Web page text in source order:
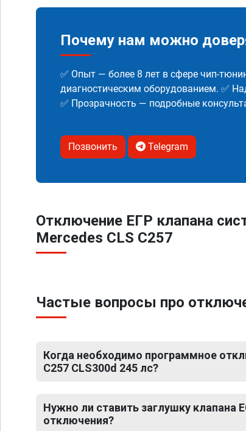
Почему нам можно
✅ Опыт — более 8 лет в сфере чип-
диагностическим оборудованием. ✅
✅ Прозрачность — подробные
Позвонить Telegram
Отключение ЕГР клапана
Mercedes CLS C257
Частые вопросы про
Когда необходимо программное
C257 CLS300d 245 лс?
Нужно ли ставить заглушку клапана
отключения?